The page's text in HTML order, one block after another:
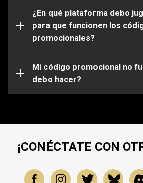
¿En qué plataforma debo
para que funcionen los
promocionales?
funcionarán en determinadas
de iniciar sesión en tu cuenta de
vinculada a la plataforma de tu
Mi código promocional no
debo hacer?
Es posible que tu código
problemas específicos, envía una
equipo de atención al cliente
¡CONÉCTATE CON